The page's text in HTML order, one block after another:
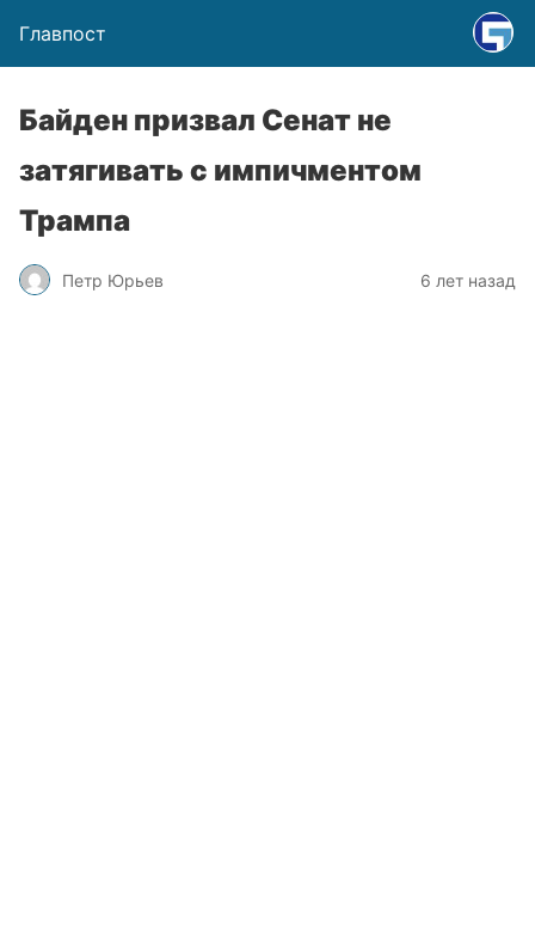
Главпост
Байден призвал Сенат не
затягивать с импичментом
Трампа
Петр Юрьев 6 лет назад